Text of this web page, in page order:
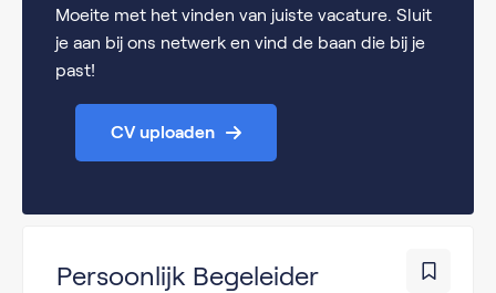
Moeite met het vinden van juiste vacature. Sluit
je aan bij ons netwerk en vind de baan die bij je
past!
CV uploaden
Persoonlijk Begeleider